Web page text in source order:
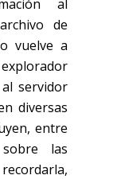
al
de
vuelve a
servidor
diversas
entre
las